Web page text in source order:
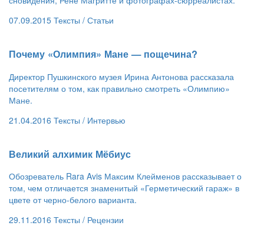
07.09.2015 Тексты / Статьи
​Почему «Олимпия» Мане — пощечина?
Директор Пушкинского музея Ирина Антонова рассказала
посетителям о том, как правильно смотреть «Олимпию»
Мане.
21.04.2016 Тексты / Интервью
​Великий алхимик Мёбиус
Обозреватель Rara Avis Максим Клейменов рассказывает о
том, чем отличается знаменитый «Герметический гараж» в
цвете от черно-белого варианта.
29.11.2016 Тексты / Рецензии